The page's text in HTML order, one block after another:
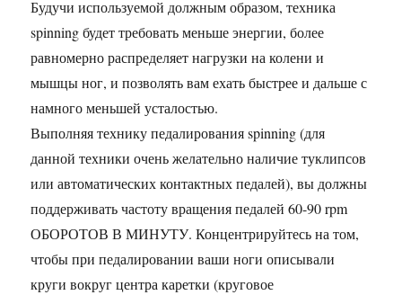
Будучи используемой должным образом, техника
spinning будет требовать меньше энергии, более
равномерно распределяет нагрузки на колени и
мышцы ног, и позволять вам ехать быстрее и дальше с
намного меньшей усталостью.
Выполняя технику педалирования spinning (для
данной техники очень желательно наличие туклипсов
или автоматических контактных педалей), вы должны
поддерживать частоту вращения педалей 60-90 rpm
ОБОРОТОВ В МИНУТУ. Концентрируйтесь на том,
чтобы при педалировании ваши ноги описывали
круги вокруг центра каретки (круговое